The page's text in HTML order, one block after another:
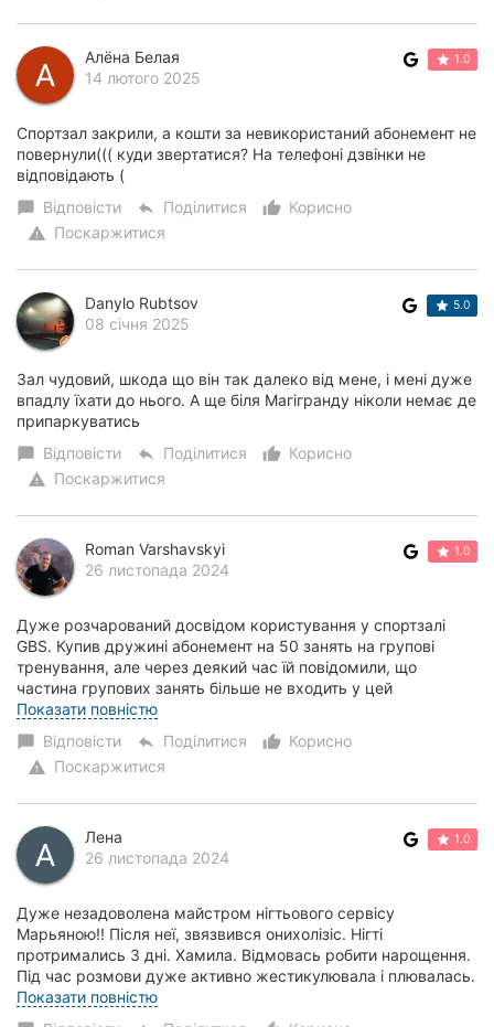
Алёна Белая
14 лютого 2025
1.0
Спортзал закрили, а кошти за невикористаний абонемент не
повернули((( куди звертатися? На телефоні дзвінки не
відповідають (
chat_bubble Відповісти reply Поділитися thumb_up_alt
Корисно
warning Поскаржитися
Danylo Rubtsov
08 січня 2025
5.0
Зал чудовий, шкода що він так далеко від мене, і мені дуже
впадлу їхати до нього. А ще біля Магігранду ніколи немає де
припаркуватись
chat_bubble Відповісти reply Поділитися thumb_up_alt
Корисно
warning Поскаржитися
Roman Varshavskyi
26 листопада 2024
1.0
Дуже розчарований досвідом користування у спортзалі
GBS. Купив дружині абонемент на 50 занять на групові
тренування, але через деякий час їй повідомили, що
частина групових занять більше не входить у цей
абонемент. Це абсолютно неприйнятно, оскільки...
Показати повністю
chat_bubble Відповісти reply Поділитися thumb_up_alt
Корисно
warning Поскаржитися
Лена
26 листопада 2024
1.0
Дуже незадоволена майстром нігтьового сервісу
Марьяною!! Після неї, звязвився онихолізіс. Нігті
протримались 3 дні. Хамила. Відмовась робити нарощення.
Під час розмови дуже активно жестикулювала і плювалась.
Занадто відкрито робила і ставила увагу на...
Показати повністю